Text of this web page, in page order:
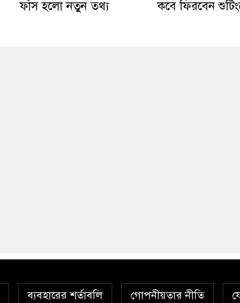
ফাঁস হলো নতুন তথ্য কবে ফিরবেন
ব্যবহারের শর্তাবলি গোপনীয়তার নীতি